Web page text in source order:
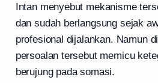
Intan menyebut mekanisme
dan sudah berlangsung sejak
profesional dijalankan. Namun
persoalan tersebut memicu
berujung pada somasi.